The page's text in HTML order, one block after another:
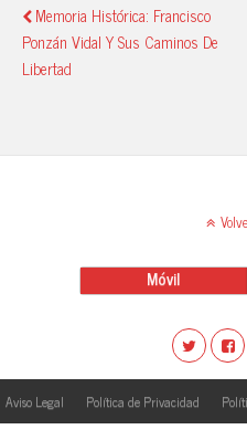
Memoria Histórica: Francisco
Ponzán Vidal Y Sus Caminos De
Libertad
Móvil
Aviso Legal Política de Privacidad